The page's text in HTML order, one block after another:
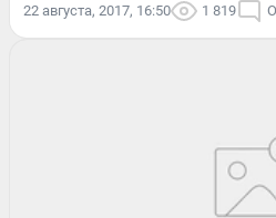
22 августа, 2017, 16:50 1 819